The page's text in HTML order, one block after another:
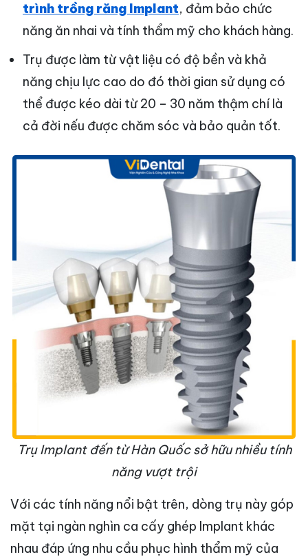
trình trồng răng Implant, đảm bảo chức
năng ăn nhai và tính thẩm mỹ cho khách hàng.
Trụ được làm từ vật liệu có độ bền và khả
năng chịu lực cao do đó thời gian sử dụng có
thể được kéo dài từ 20 – 30 năm thậm chí là
cả đời nếu được chăm sóc và bảo quản tốt.
Trụ Implant đến từ Hàn Quốc sở hữu nhiều tính
năng vượt trội
Với các tính năng nổi bật trên, dòng trụ này góp
mặt tại ngàn nghìn ca cấy ghép Implant khác
nhau đáp ứng nhu cầu phục hình thẩm mỹ của